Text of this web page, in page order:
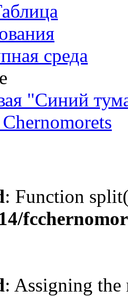
среда
"Синий
: Function
: Assigning the